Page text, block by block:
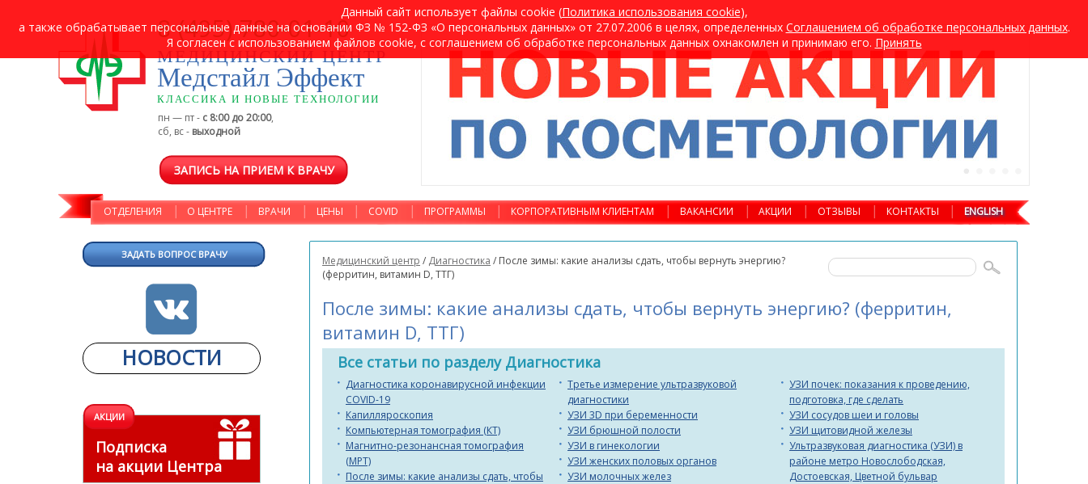
Данный сайт использует файлы cookie (Политика использования cookie),
а также обрабатывает персональные данные на основании ФЗ № 152-ФЗ «О персональных данных» от 27.07.2006 в целях, определенных Cоглашением об обработке персональных данных.
Я согласен с использованием файлов cookie, с соглашением об обработке персональных данных охнакомлен и принимаю его. Принять
МЕДИЦИНСКИЙ ЦЕНТР
Медстайл Эффект
КЛАССИКА И НОВЫЕ ТЕХНОЛОГИИ
8 (495) 780-01-10
пн — пт - с 8:00 до 20:00,
сб, вс - выходной
ЗАПИСЬ НА ПРИЕМ К ВРАЧУ
ОТДЕЛЕНИЯ О ЦЕНТРЕ ВРАЧИ ЦЕНЫ COVID ПРОГРАММЫ КОРПОРАТИВНЫМ КЛИЕНТАМ ВАКАНСИИ АКЦИИ ОТЗЫВЫ КОНТАКТЫ ENGLISH
Медицинский центр / Диагностика / После зимы: какие анализы сдать, чтобы вернуть энергию?
(ферритин, витамин D, ТТГ)
После зимы: какие анализы сдать, чтобы вернуть энергию? (ферритин,
витамин D, ТТГ)
Все статьи по разделу Диагностика
Диагностика коронавирусной инфекции
COVID-19
Капилляроскопия
Компьютерная томография (КТ)
Магнитно-резонансная томография
(МРТ)
После зимы: какие анализы сдать, чтобы
Третье измерение ультразвуковой
диагностики
УЗИ 3D при беременности
УЗИ брюшной полости
УЗИ в гинекологии
УЗИ женских половых органов
УЗИ молочных желез
УЗИ почек: показания к проведению,
подготовка, где сделать
УЗИ сосудов шеи и головы
УЗИ щитовидной железы
Ультразвуковая диагностика (УЗИ) в
районе метро Новослободская,
Достоевская, Цветной бульвар
ЗАДАТЬ ВОПРОС ВРАЧУ
НОВОСТИ
АКЦИИ
Подписка
на акции Центра